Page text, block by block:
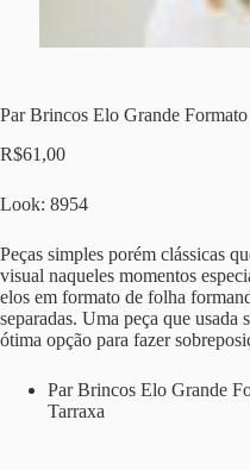
Par Brincos Elo Grande
R$61,00
Look: 8954
Peças simples porém clássicas
visual naqueles momentos
elos em formato de folha
separadas. Uma peça que usada
ótima opção para fazer
Par Brincos Elo Grande
Tarraxa